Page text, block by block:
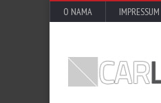
O NAMA IMPRESSUM